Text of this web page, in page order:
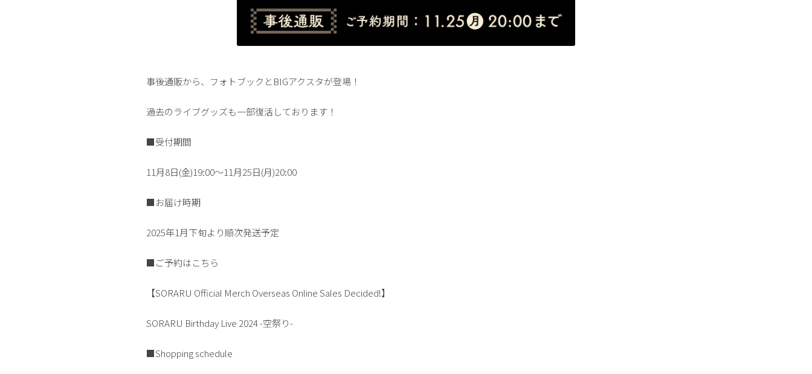
事後通販から、フォトブックとBIGアクスタが登場！
過去のライブグッズも一部復活しております！
■受付期間
11月8日(金)19:00〜11月25日(月)20:00
■お届け時期
2025年1月下旬より順次発送予定
■ご予約はこちら
【SORARU Official Merch Overseas Online Sales Decided!】
SORARU Birthday Live 2024 -空祭り-
■Shopping schedule